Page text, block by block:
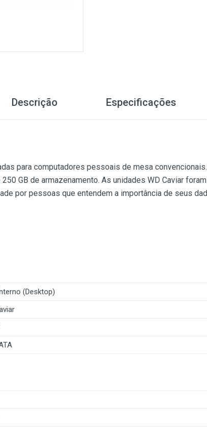
Descrição Especificações
para computadores pessoais de mesa
GB de armazenamento. As unidades WD Caviar
por pessoas que entendem a importância de seus
(Desktop)